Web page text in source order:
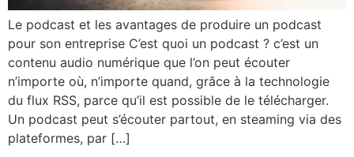
Le podcast et les avantages de produire un podcast
pour son entreprise C’est quoi un podcast ? c’est un
contenu audio numérique que l’on peut écouter
n’importe où, n’importe quand, grâce à la technologie
du flux RSS, parce qu’il est possible de le télécharger.
Un podcast peut s’écouter partout, en steaming via des
plateformes, par […]